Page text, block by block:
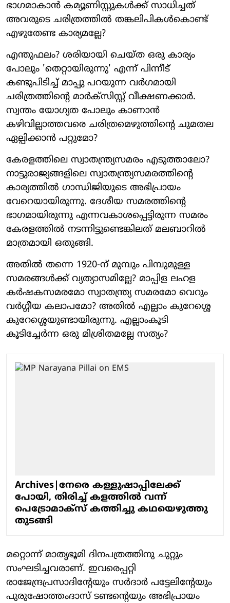
ഭാഗമാകാന്‍ കമ്യൂണിസ്റ്റുകള്‍ക്ക് സാധിച്ചത്
അവരുടെ ചരിത്രത്തില്‍ തങ്കലിപികള്‍കൊണ്ട്
എഴുതേണ്ട കാര്യമല്ലേ?
എന്തുഫലം? ശരിയായി ചെയ്ത ഒരു കാര്യം
പോലും 'തെറ്റായിരുന്നു' എന്ന് പിന്നീട്
കണ്ടുപിടിച്ച് മാപ്പു പറയുന്ന വര്‍ഗമായി
ചരിത്രത്തിന്റെ മാര്‍ക്സിസ്റ്റ് വീക്ഷണക്കാര്‍.
സ്വന്തം യോഗ്യത പോലും കാണാന്‍
കഴിവില്ലാത്തവരെ ചരിത്രമെഴുത്തിന്റെ ചുമതല
ഏല്പിക്കാന്‍ പറ്റുമോ?
കേരളത്തിലെ സ്വാതന്ത്ര്യസമരം എടുത്താലോ?
നാട്ടുരാജ്യങ്ങളിലെ സ്വാതന്ത്ര്യസമരത്തിന്റെ
കാര്യത്തില്‍ ഗാന്ധിജിയുടെ അഭിപ്രായം
വേറെയായിരുന്നു. ദേശീയ സമരത്തിന്റെ
ഭാഗമായിരുന്നു എന്നവകാശപ്പെട്ടിരുന്ന സമരം
കേരളത്തില്‍ നടന്നിട്ടുണ്ടെങ്കിലത് മലബാറില്‍
മാത്രമായി ഒതുങ്ങി.
അതില്‍ തന്നെ 1920-ന് മുമ്പും പിമ്പുമുള്ള
സമരങ്ങള്‍ക്ക് വ്യത്യാസമില്ലേ? മാപ്പിള ലഹള
കര്‍ഷകസമരമോ സ്വാതന്ത്ര്യ സമരമോ വെറും
വര്‍ഗ്ഗീയ കലാപമോ? അതില്‍ എല്ലാം കുറേശ്ശെ
കുറേശ്ശെയുണ്ടായിരുന്നു. എല്ലാംകൂടി
കൂടിച്ചേര്‍ന്ന ഒരു മിശ്രിതമല്ലേ സത്യം?
Archives|നേരെ കള്ളുഷാപ്പിലേക്ക്
പോയി, തിരിച്ച് കളത്തില്‍ വന്ന്
പെട്രോമാക്സ് കത്തിച്ചു കഥയെഴുത്തു
തുടങ്ങി
മറ്റൊന്ന് മാതൃഭൂമി ദിനപത്രത്തിനു ചുറ്റും
സംഘടിച്ചവരാണ്. ഇവരെപ്പറ്റി
രാജേന്ദ്രപ്രസാദിന്റേയും സര്‍ദാര്‍ പട്ടേലിന്റേയും
പുരുഷോത്തംദാസ് ടണ്ടന്റെയും അഭിപ്രായം